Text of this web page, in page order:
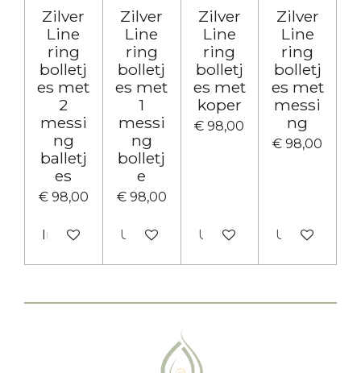
Zilver
Line
ring
bolletj
es met
2
messi
ng
balletj
es
€ 98,00
In winkelwagen
Zilver
Line
ring
bolletj
es met
1
messi
ng
bolletj
e
€ 98,00
Uitverkocht
Zilver
Line
ring
bolletj
es met
koper
€ 98,00
Uitverkocht
Zilver
Line
ring
bolletj
es met
messi
ng
€ 98,00
Uitverkocht